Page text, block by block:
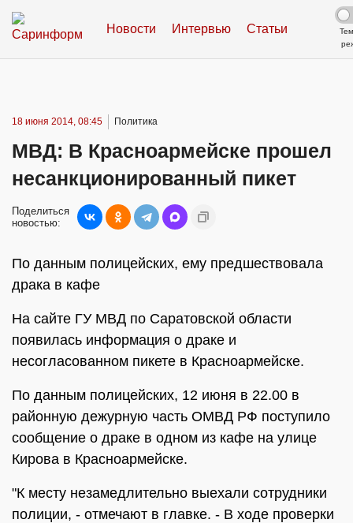
Новости Интервью Статьи
18 июня 2014, 08:45 Политика
МВД: В Красноармейске прошел
несанкционированный пикет
Поделиться
новостью:
По данным полицейских, ему предшествовала
драка в кафе
На сайте ГУ МВД по Саратовской области
появилась информация о драке и
несогласованном пикете в Красноармейске.
По данным полицейских, 12 июня в 22.00 в
районную дежурную часть ОМВД РФ поступило
сообщение о драке в одном из кафе на улице
Кирова в Красноармейске.
"К месту незамедлительно выехали сотрудники
полиции, - отмечают в главке. - В ходе проверки